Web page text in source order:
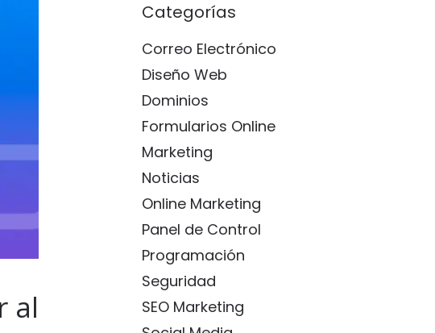
al
Categorías
Correo Electrónico
Diseño Web
Dominios
Formularios Online
Marketing
Noticias
Online Marketing
Panel de Control
Programación
Seguridad
SEO Marketing